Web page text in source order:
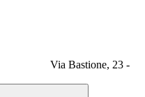
Via Bastione, 23 -